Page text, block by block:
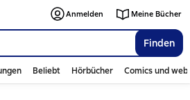
Finden
Anmelden Meine Bücher
Beliebt Hörbücher Comics und